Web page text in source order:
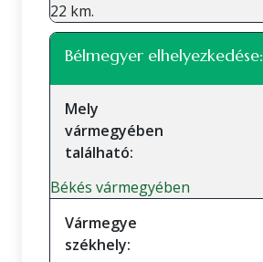
22 km.
Bélmegyer elhelyezkedése:
Mely
vármegyében
található:
Békés vármegyében
Vármegye
székhely: